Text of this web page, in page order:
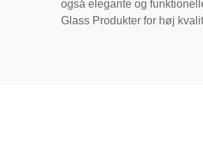
også elegante og
Glass Produkter for høj